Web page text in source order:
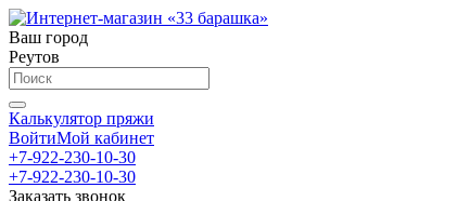
Ваш город
Реутов
Калькулятор пряжи
ВойтиМой кабинет
+7-922-230-10-30
+7-922-230-10-30
Заказать звонок